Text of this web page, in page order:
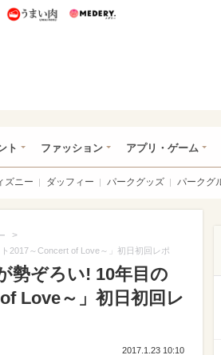
うまいパン うまい肉
ト ファッション アプリ・ゲーム
ズニー ダッフィー パークグッズ パークグ
>
2017～Concert of Love～」初日初回レポ
勢ぞろい! 10年目の
Love～」初日初回レ
2017.1.23 10:10